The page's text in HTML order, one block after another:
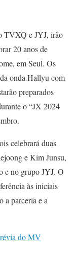
TVXQ e JYJ, irão
20 anos de
em Seul. Os
onda Hallyu com
preparados
o “JX 2024
celebrará duas
e Kim Junsu,
e no grupo JYJ. O
às iniciais
a parceria e a
do MV